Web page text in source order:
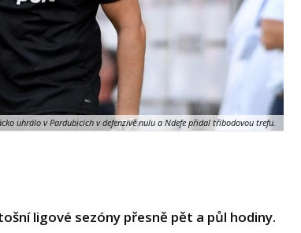
uhrálo v Pardubicích v defenzívě nulu a Ndefe přidal tříbodovou trefu.
ligové sezóny přesně pět a půl hodiny.